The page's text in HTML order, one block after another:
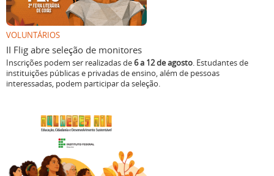
VOLUNTÁRIOS
II Flig abre seleção de monitores
Inscrições podem ser realizadas de6 a 12 de agosto. Estudantes de
instituições públicas e privadas de ensino, além de pessoas
interessadas, podem participar da seleção.